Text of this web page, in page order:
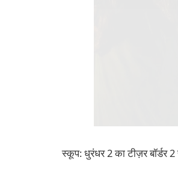
स्कूप: धुरंधर 2 का टीज़र बॉर्डर